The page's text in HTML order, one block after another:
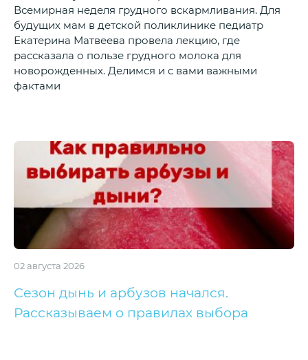
Всемирная неделя грудного вскармливания. Для
будущих мам в детской поликлинике педиатр
Екатерина Матвеева провела лекцию, где
рассказала о пользе грудного молока для
новорожденных. Делимся и с вами важными
фактами
02 августа 2026
Сезон дынь и арбузов начался.
Рассказываем о правилах выбора